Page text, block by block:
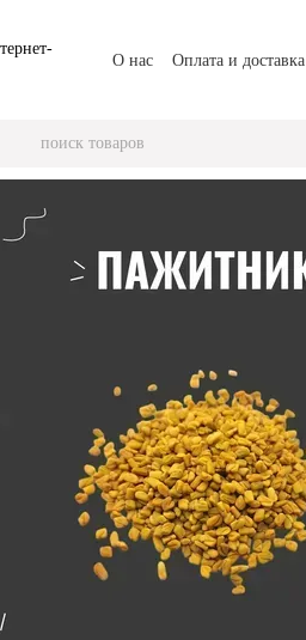
О нас Оплата и доставка